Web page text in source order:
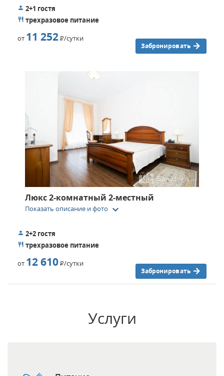
2+1 гостя
трехразовое питание
от 11 252Р/сутки
Забронировать
Люкс 2-комнатный 2-местный
Показать описание и фото keyboard_arrow_down
2+2 гостя
трехразовое питание
от 12 610Р/сутки
Забронировать
Услуги